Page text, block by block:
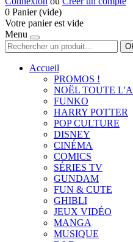
0 Panier (vide)
Votre panier est vide
Menu
Accueil
PROMOS !
NOËL TOUTE
FUNKO
HARRY POTTER
POP CULTURE
DISNEY
CINÉMA
COMICS
SÉRIES TV
GUNDAM
FUN & CUTE
GHIBLI
JEUX VIDÉO
MANGA
MUSIQUE